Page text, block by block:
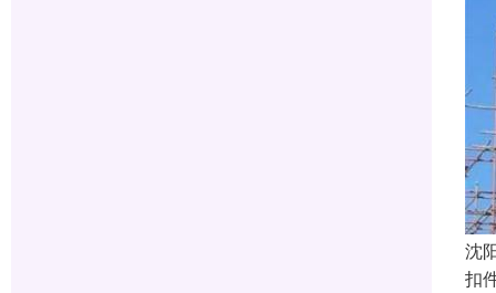
沈
扣